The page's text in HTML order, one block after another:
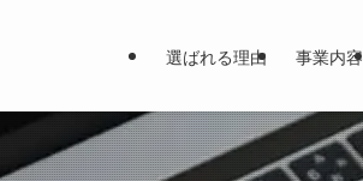
選ばれる理由 事業内容